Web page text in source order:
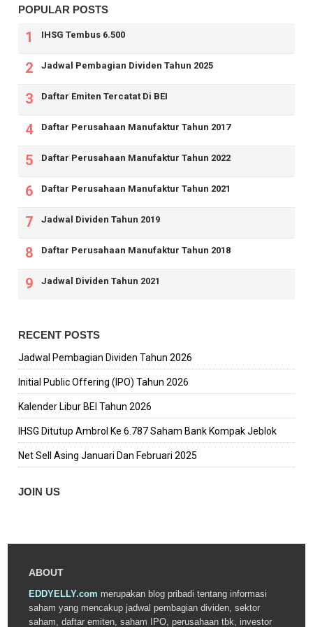
POPULAR POSTS
IHSG Tembus 6.500
Jadwal Pembagian Dividen Tahun 2025
Daftar Emiten Tercatat Di BEI
Daftar Perusahaan Manufaktur Tahun 2017
Daftar Perusahaan Manufaktur Tahun 2022
Daftar Perusahaan Manufaktur Tahun 2021
Jadwal Dividen Tahun 2019
Daftar Perusahaan Manufaktur Tahun 2018
Jadwal Dividen Tahun 2021
RECENT POSTS
Jadwal Pembagian Dividen Tahun 2026
Initial Public Offering (IPO) Tahun 2026
Kalender Libur BEI Tahun 2026
IHSG Ditutup Ambrol Ke 6.787 Saham Bank Kompak Jeblok
Net Sell Asing Januari Dan Februari 2025
JOIN US
ABOUT
EDDYELLY.com merupakan blog pribadi tentang informasi
saham yang mencakup jadwal pembagian dividen, sektor
saham, daftar emiten, saham IPO, perusahaan tbk, investor